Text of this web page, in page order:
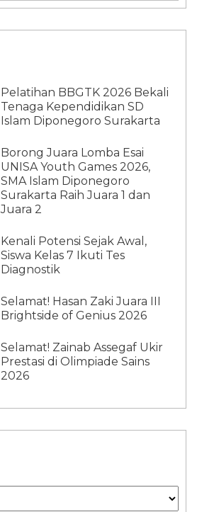
Pelatihan BBGTK 2026 Bekali
Tenaga Kependidikan SD
Islam Diponegoro Surakarta
Borong Juara Lomba Esai
UNISA Youth Games 2026,
SMA Islam Diponegoro
Surakarta Raih Juara 1 dan
Juara 2
Kenali Potensi Sejak Awal,
Siswa Kelas 7 Ikuti Tes
Diagnostik
Selamat! Hasan Zaki Juara III
Brightside of Genius 2026
Selamat! Zainab Assegaf Ukir
Prestasi di Olimpiade Sains
2026